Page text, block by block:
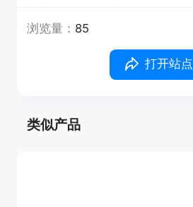
浏览量： 85
打开站点
类似产品